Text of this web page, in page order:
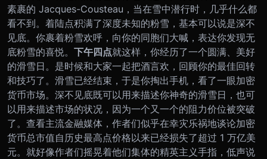
素裹的 Jacques-Cousteau，当在雪中潜行时，几乎什么都
看不到。着陆点积满了深度未知的粉雪，基本可以说是深不
见底。你裹着粉雪欢呼，向你的同胞们大喊，表达你发现无
底粉雪的喜悦。 下午四点就这样，你经历了一个圆满、美好
的滑雪日。是时候和大家一起把酒言欢，回顾你的最佳回转
和技巧了。 滑雪已经结束，于是你掏出手机，看了一眼加密
货币市场。深不见底既可以用来描述你神奇的滑雪日，也可
以用来描述市场的状况，因为一个又一个的阻力价位被突破
了。查看主流金融媒体，作者们似乎在幸灾乐祸地谈论加密
货币总市值自历史最高点价格以来已经损失了超过 1 万亿美
元。就好像作者们摇晃着他们集体的精英主义手指，低声说